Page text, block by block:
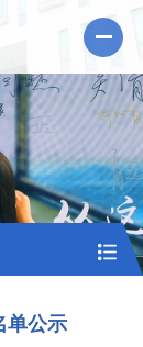
单公示